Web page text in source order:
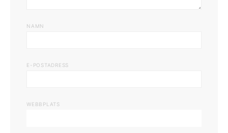
NAMN
E-POSTADRESS
WEBBPLATS